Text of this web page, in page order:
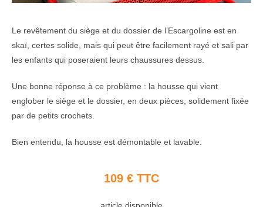
Le revêtement du siège et du dossier de l’Escargoline est en
skaï, certes solide, mais qui peut être facilement rayé et sali par
les enfants qui poseraient leurs chaussures dessus.
Une bonne réponse à ce problème : la housse qui vient
englober le siège et le dossier, en deux pièces, solidement fixée
par de petits crochets.
Bien entendu, la housse est démontable et lavable.
109 € TTC